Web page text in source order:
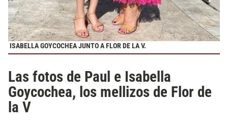
ISABELLA GOYCOCHEA JUNTO A FLOR DE LA V.
Las fotos de Paul e Isabella
Goycochea, los mellizos de Flor de
la V